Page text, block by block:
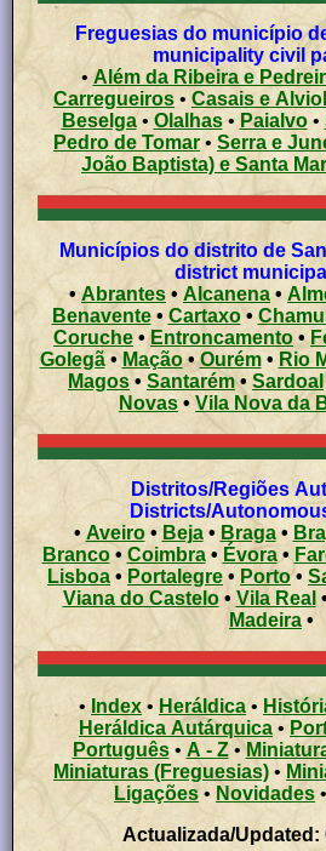
Freguesias do município
municipality civil
• Além da Ribeira e
Carregueiros • Casais e
Beselga • Olalhas• Paialvo•
Pedro de Tomar • Serra e
João Baptista) e Santa
Municípios do distrito de
district
•Abrantes • Alcanena •
Benavente• Cartaxo•
Coruche •Entroncamento •
Golegã•Mação•Ourém•
Magos•Santarém• Sardoal
Novas • Vila Nova
Distritos/Regiões Autónomas -
Districts/
• Aveiro• Beja• Braga•
Branco• Coimbra• Évora•
Lisboa • Portalegre • Porto•
Viana do Castelo• Vila Real •
Madeira •
•Index • Heráldica •
Heráldica Autárquica •
Português• A - Z•
Miniaturas (Freguesias) •
Ligações • Novidades •
Actualizada/Updated: